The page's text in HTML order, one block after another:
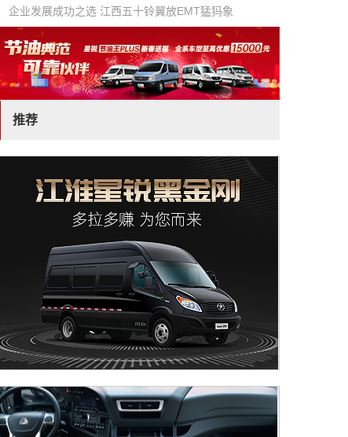
企业发展成功之选 江西五十铃翼放EMT猛犸象
推荐